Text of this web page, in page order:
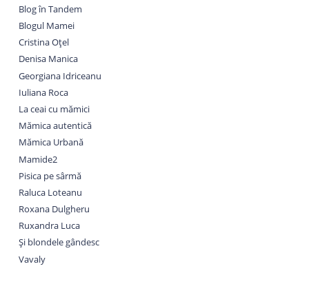
Blog în Tandem
Blogul Mamei
Cristina Oțel
Denisa Manica
Georgiana Idriceanu
Iuliana Roca
La ceai cu mămici
Mămica autentică
Mămica Urbană
Mamide2
Pisica pe sârmă
Raluca Loteanu
Roxana Dulgheru
Ruxandra Luca
Și blondele gândesc
Vavaly